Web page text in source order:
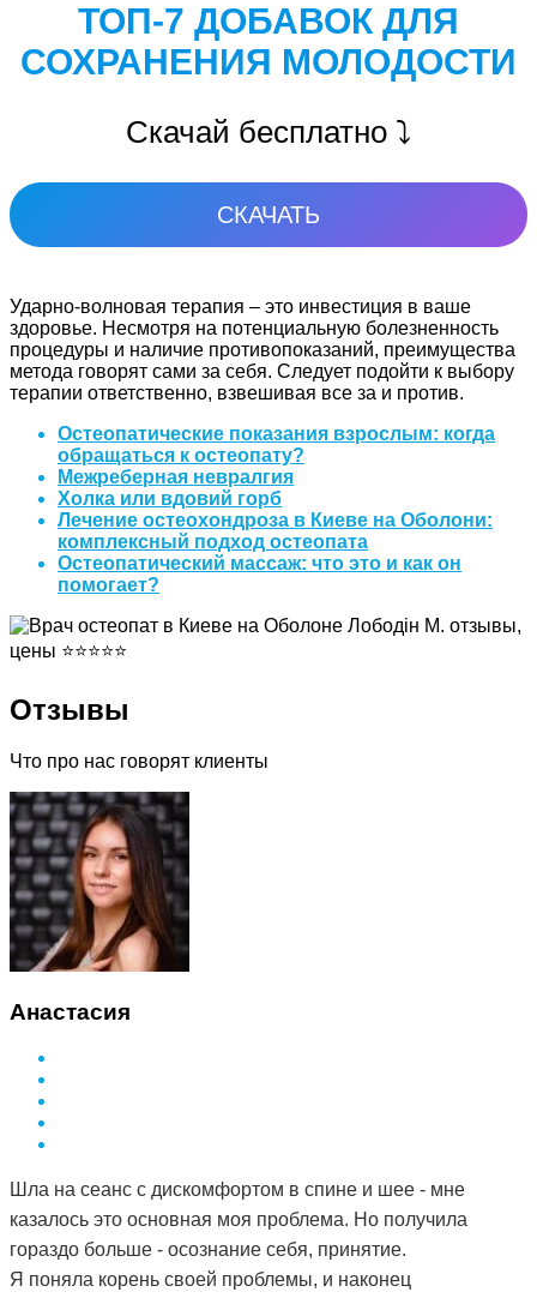
ТОП-7 ДОБАВОК ДЛЯ
СОХРАНЕНИЯ МОЛОДОСТИ
Скачай бесплатно ⤵️
СКАЧАТЬ
Ударно-волновая терапия – это инвестиция в ваше
здоровье. Несмотря на потенциальную болезненность
процедуры и наличие противопоказаний, преимущества
метода говорят сами за себя. Следует подойти к выбору
терапии ответственно, взвешивая все за и против.
Остеопатические показания взрослым: когда
обращаться к остеопату?
Межреберная невралгия
Холка или вдовий горб
Лечение остеохондроза в Киеве на Оболони:
комплексный подход остеопата
Остеопатический массаж: что это и как он
помогает?
Отзывы
Что про нас говорят клиенты
Анастасия
Шла на сеанс с дискомфортом в спине и шее - мне
казалось это основная моя проблема. Но получила
гораздо больше - осознание себя, принятие.
Я поняла корень своей проблемы, и наконец